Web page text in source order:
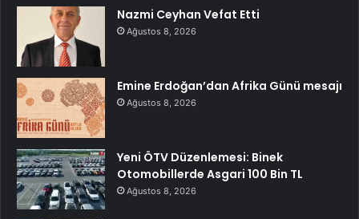
Nazmi Ceyhan Vefat Etti
Ağustos 8, 2026
Emine Erdoğan’dan Afrika Günü mesajı
Ağustos 8, 2026
Yeni ÖTV Düzenlemesi: Binek
Otomobillerde Asgari 100 Bin TL
Ağustos 8, 2026